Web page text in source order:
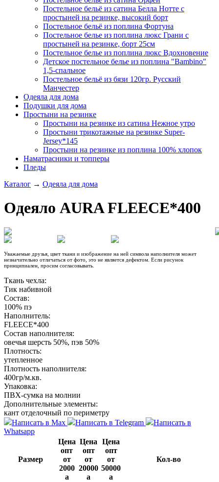
Постельное бельё из сатина Белла Нотте с
простыней на резинке, высокий борт
Постельное бельё из поплина Фортуна
Постельное белье из поплина люкс Грани с
простыней на резинке, борт 25см
Постельное белье из поплина люкс Вдохновение
Детское постельное белье из поплина "Bambino"
1,5-спальное
Постельное бельё из бязи 120гр. Русский
Манчестер
Одеяла для дома
Подушки для дома
Простыни на резинке
Простыни на резинке из сатина Нежное утро
Простыни трикотажные на резинке Super-
Jersey*145
Простыни на резинке из поплина 100% хлопок
Наматрасники и топперы
Пледы
Каталог → Одеяла для дома
Одеяло AURA FLEECE*400
Уважаемые друзья, цвет ткани и изображение на ней символа наполнителя может
незначительно отличаться от фото, это не является дефектом. Если рисунок
принципиален, просим согласовывать.
Ткань чехла:
Тик набивной
Состав:
100% пэ
Наполнитель:
FLEECE*400
Состав наполнителя:
овечья шерсть 50%, пэв 50%
Плотность:
утепленное
Плотность наполнителя:
400гр/м.кв.
Упаковка:
ПВХ-сумка на молнии
Дополнительные элементы:
кант отделочный по периметру
Написать в Max
Написать в Telegram
Написать в
Whatsapp
Размер
Цена
опт
от
2000
a
Цена
опт
от
20000
a
Цена
опт
от
50000
a
Кол-во